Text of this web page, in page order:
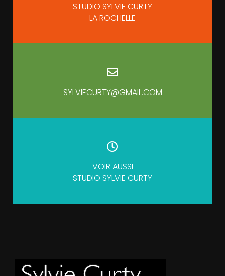
STUDIO SYLVIE CURTY
LA ROCHELLE
SYLVIECURTY@GMAIL.COM
VOIR AUSSI
STUDIO SYLVIE CURTY